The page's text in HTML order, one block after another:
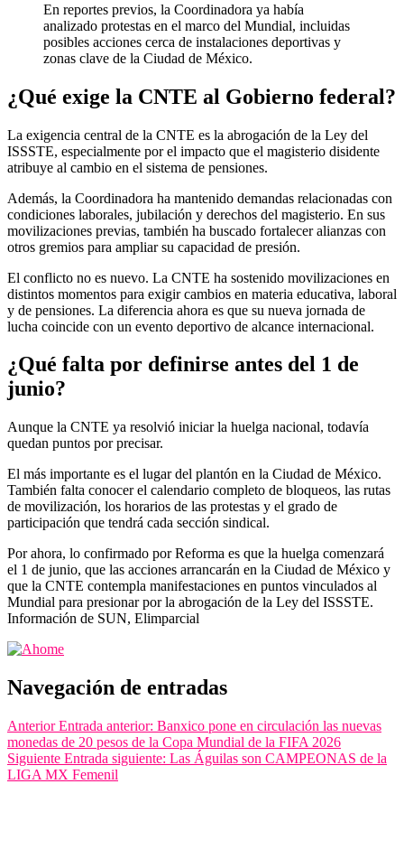
En reportes previos, la Coordinadora ya había
analizado protestas en el marco del Mundial, incluidas
posibles acciones cerca de instalaciones deportivas y
zonas clave de la Ciudad de México.
¿Qué exige la CNTE al Gobierno federal?
La exigencia central de la CNTE es la abrogación de la Ley del
ISSSTE, especialmente por el impacto que el magisterio disidente
atribuye al cambio en el sistema de pensiones.
Además, la Coordinadora ha mantenido demandas relacionadas con
condiciones laborales, jubilación y derechos del magisterio. En sus
movilizaciones previas, también ha buscado fortalecer alianzas con
otros gremios para ampliar su capacidad de presión.
El conflicto no es nuevo. La CNTE ha sostenido movilizaciones en
distintos momentos para exigir cambios en materia educativa, laboral
y de pensiones. La diferencia ahora es que su nueva jornada de
lucha coincide con un evento deportivo de alcance internacional.
¿Qué falta por definirse antes del 1 de
junio?
Aunque la CNTE ya resolvió iniciar la huelga nacional, todavía
quedan puntos por precisar.
El más importante es el lugar del plantón en la Ciudad de México.
También falta conocer el calendario completo de bloqueos, las rutas
de movilización, los horarios de las protestas y el grado de
participación que tendrá cada sección sindical.
Por ahora, lo confirmado por Reforma es que la huelga comenzará
el 1 de junio, que las acciones arrancarán en la Ciudad de México y
que la CNTE contempla manifestaciones en puntos vinculados al
Mundial para presionar por la abrogación de la Ley del ISSSTE.
Información de SUN, Elimparcial
Navegación de entradas
Anterior Entrada anterior: Banxico pone en circulación las nuevas
monedas de 20 pesos de la Copa Mundial de la FIFA 2026
Siguiente Entrada siguiente: Las Águilas son CAMPEONAS de la
LIGA MX Femenil